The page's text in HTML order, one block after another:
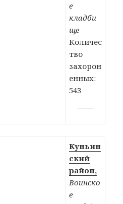
е
кладби
ще
Количес
тво
захорон
енных:
543
Куньин
ский
район,
Воинско
е